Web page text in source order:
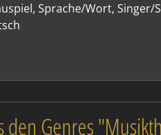
, Sprache/Wort, Singer/
Genres